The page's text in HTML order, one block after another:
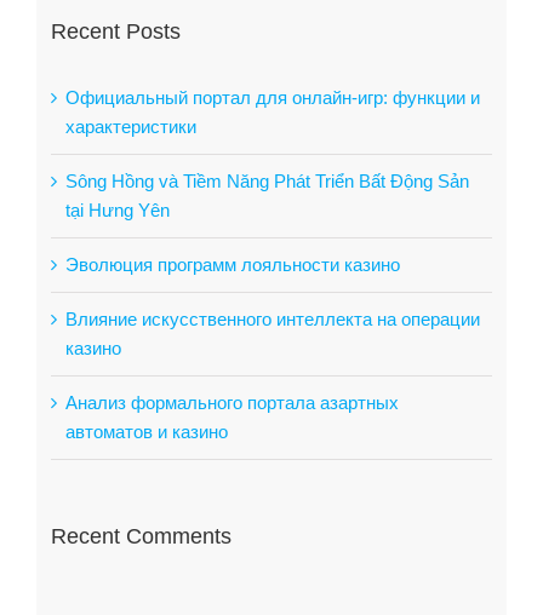
Recent Posts
Официальный портал для онлайн-игр: функции и
характеристики
Sông Hồng và Tiềm Năng Phát Triển Bất Động Sản
tại Hưng Yên
Эволюция программ лояльности казино
Влияние искусственного интеллекта на операции
казино
Анализ формального портала азартных
автоматов и казино
Recent Comments